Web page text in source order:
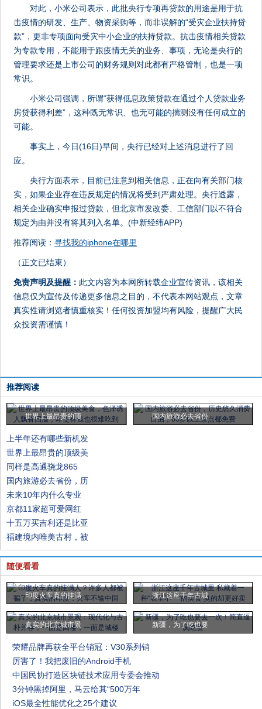
对此，小米公司表示，此批央行专项再贷款的用途是用于抗
击疫情的研发、生产、物资采购等，而非误解的“受灾企业扶持贷
款”，更非专项面向受灾中小企业的扶持贷款。抗击疫情相关贷款
为专款专用，不能用于跟疫情无关的业务、事项，无论是央行的
管理要求还是上市公司的财务规则对此都有严格管制，也是一项
常识。
小米公司强调，所谓“获得低息政策贷款在通过个人贷款业务
房贷获得利差”，这种既无常识、也无可能的揣测没有任何成立的
可能。
事实上，今日(16日)早间，央行已经对上述消息进行了回
应。
央行方面表示，目前已注意到相关信息，正在向有关部门核
实，如果企业存在违反规定的情况将受到严肃处理。央行透露，
相关企业确实申报过贷款，但北京市发改委、工信部门以不符合
规定为由并没有将其列入名单。(中新经纬APP)
推荐阅读：寻找我的iphone在哪里
（正文已结束）
免责声明及提醒： 此文内容为本网所转载企业宣传资讯，该相关
信息仅为宣传及传递更多信息之目的，不代表本网站观点，文章
真实性请浏览者慎重核实！任何投资加盟均有风险，提醒广大民
众投资需谨慎！
推荐阅读
世界上最昂贵的顶 国内旅游必去省份
上半年还有哪些新机发
世界上最昂贵的顶级美
同样是高通骁龙865
国内旅游必去省份，历
未来10年内什么专业
京都11家超可爱网红
十五万买吉利还是比亚
福建境内唯美古村，被
随便看看
印度火车真的挂满 浙江这座千年古城
真实的北京城市景 新疆，为了吃也要
荣耀品牌再获全平台销冠：V30系列销
厉害了！我把废旧的Android手机
中国民协打造区块链技术应用专委会推动
3分钟黑掉阿里，马云给其“500万年
iOS最全性能优化之25个建议